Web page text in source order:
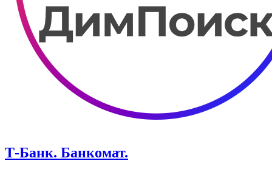
Т-Банк. ​Банкомат.